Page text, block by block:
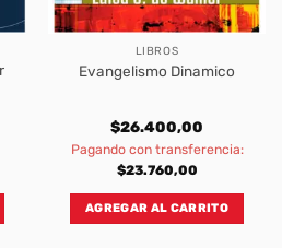
LIBROS
Evangelismo Dinamico
$26.400,00
Pagando con transferencia:
$23.760,00
AGREGAR AL CARRITO